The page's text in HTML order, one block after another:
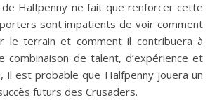
de Halfpenny ne fait que renforcer cette
sont impatients de voir comment
le terrain et comment il contribuera à
combinaison de talent, d’expérience et
il est probable que Halfpenny jouera un
futurs des Crusaders.